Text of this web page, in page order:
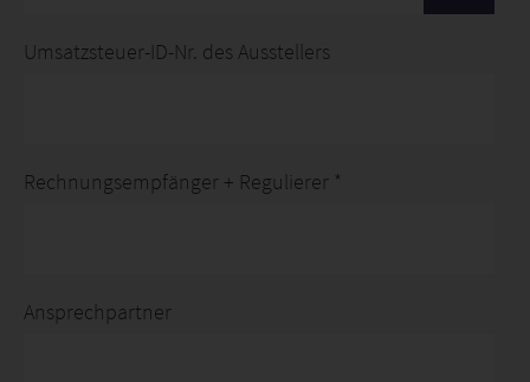
Umsatzsteuer-ID-Nr. des Ausstellers
Rechnungsempfänger + Regulierer *
Ansprechpartner